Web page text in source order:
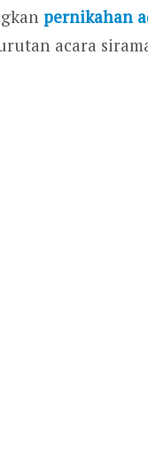
pernikahan
acara